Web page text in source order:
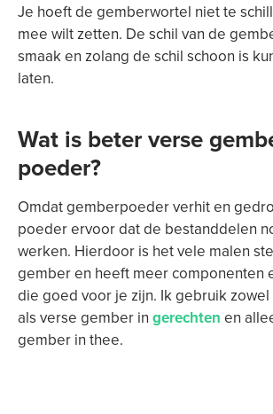
Je hoeft de gemberwortel niet te
mee wilt zetten. De schil van de
smaak en zolang de schil schoon is
laten.
Wat is beter verse
poeder?
Omdat gemberpoeder verhit en
poeder ervoor dat de bestanddelen
werken. Hierdoor is het vele malen
gember en heeft meer componenten
die goed voor je zijn. Ik gebruik
als verse gember in gerechten en
gember in thee.